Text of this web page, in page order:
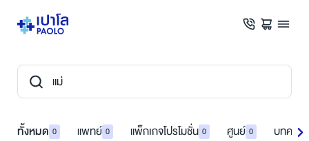
ทั้งหมด 0 แพทย์ 0 แพ็กเกจโปรโมชั่น 0 ศูนย์ 0 บทควา